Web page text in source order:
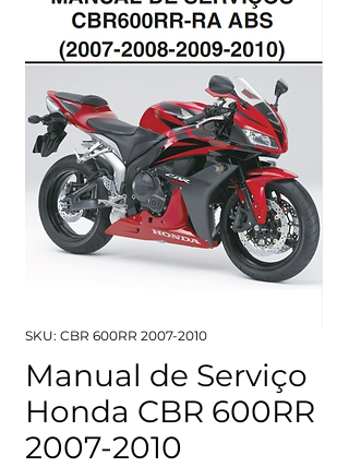
SKU: CBR 600RR 2007-2010
Manual de Serviço
Honda CBR 600RR
2007-2010